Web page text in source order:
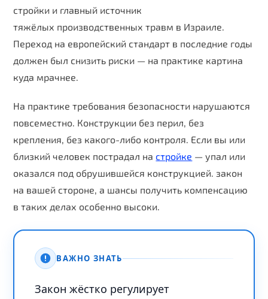
стройки и главный источник
тяжёлых производственных травм в Израиле.
Переход на европейский стандарт в последние годы
должен был снизить риски — на практике картина
куда мрачнее.
На практике требования безопасности нарушаются
повсеместно. Конструкции без перил, без
крепления, без какого-либо контроля. Если вы или
близкий человек пострадал на стройке — упал или
оказался под обрушившейся конструкцией. закон
на вашей стороне, а шансы получить компенсацию
в таких делах особенно высоки.
ВАЖНО ЗНАТЬ
Закон жёстко регулирует